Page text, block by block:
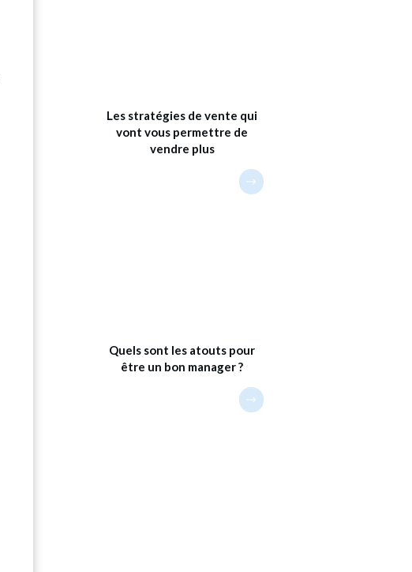
Les stratégies de vente qui
vont vous permettre de
vendre plus
Quels sont les atouts pour
être un bon manager ?